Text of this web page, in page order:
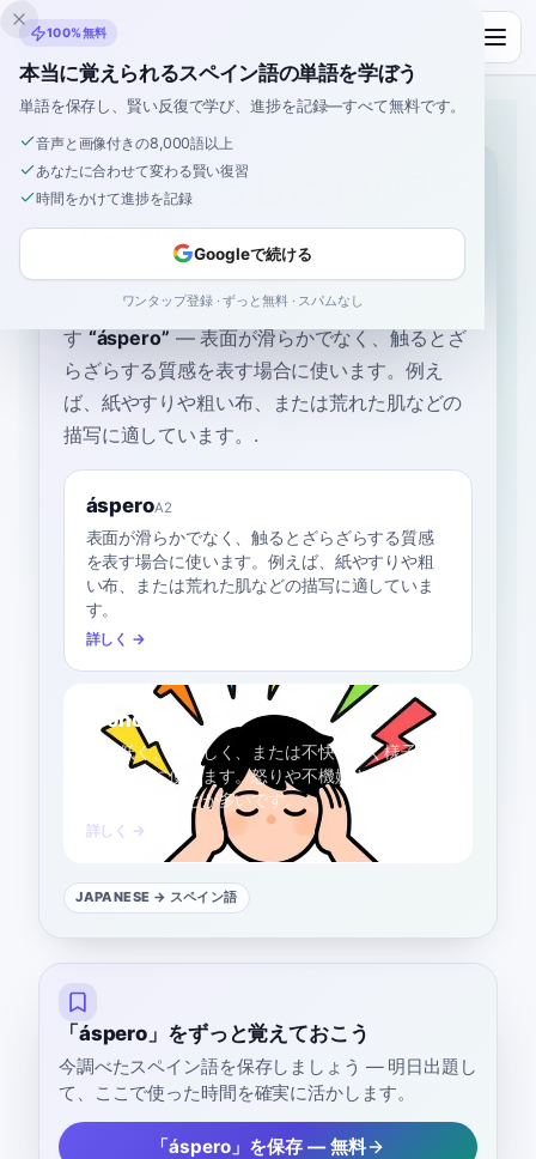
Inklingo
「ざらざらした」のスペ
イン語
の最も一般的なスペイン語は“ざらざらした
す “áspero” —表面が滑らかでなく、触るとざ
らざらする質感を表す場合に使います。例え
ば、紙やすりや粗い布、または荒れた肌などの
描写に適しています。 .
ásperoA2
表面が滑らかでなく、触るとざらざらする質感
を表す場合に使います。例えば、紙やすりや粗
い布、または荒れた肌などの描写に適していま
す。
詳しく →
bronca
声が低く、荒々しく、または不快に響く様子を
表す場合に使います。怒りや不機嫌さを含んだ
声調を指すことが多いです。
詳しく →
JAPANESE → スペイン語
「áspero」をずっと覚えておこう
今調べたスペイン語を保存しましょう — 明日出題し
て、ここで使った時間を確実に活かします。
「áspero」を保存 — 無料
100%無料
本当に覚えられるスペイン語の単語を学ぼう
単語を保存し、賢い反復で学び、進捗を記録—すべて無料です。
音声と画像付きの8,000語以上
あなたに合わせて変わる賢い復習
時間をかけて進捗を記録
Googleで続ける
ワンタップ登録 · ずっと無料 · スパムなし